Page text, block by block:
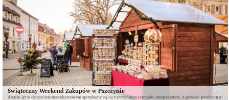
Świąteczny Weekend Zakupów w Pszczynie
d wielu lat w okresie bożonarodzeniowym spotykamy się na Pszczyńskim Jarmarku Świątecznym. Z powodu pandemii w